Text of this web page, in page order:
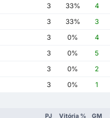
3 33% 4
3 33% 3
3 0% 4
3 0% 5
3 0% 2
3 0% 1
PJ Vitória % GM